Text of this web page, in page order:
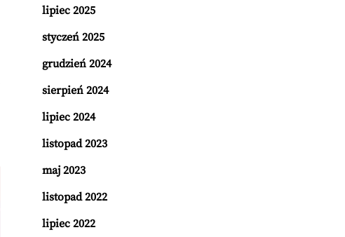
lipiec 2025
styczeń 2025
grudzień 2024
sierpień 2024
lipiec 2024
listopad 2023
maj 2023
listopad 2022
lipiec 2022